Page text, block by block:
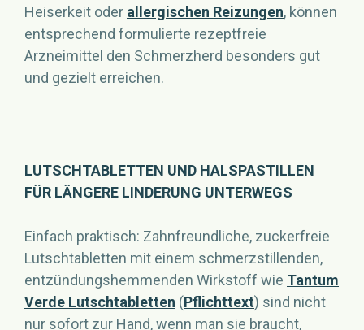
Heiserkeit oder allergischen Reizungen, können
entsprechend formulierte rezeptfreie
Arzneimittel den Schmerzherd besonders gut
und gezielt erreichen.
LUTSCHTABLETTEN UND HALSPASTILLEN
FÜR LÄNGERE LINDERUNG UNTERWEGS
Einfach praktisch: Zahnfreundliche, zuckerfreie
Lutschtabletten mit einem schmerzstillenden,
entzündungshemmenden Wirkstoff wie Tantum
Verde Lutschtabletten (Pflichttext) sind nicht
nur sofort zur Hand, wenn man sie braucht,